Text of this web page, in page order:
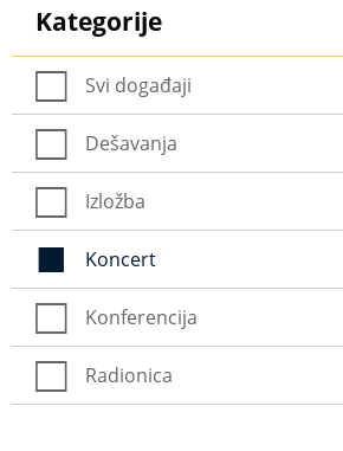
Kategorije
Svi događaji
Dešavanja
Izložba
Koncert
Konferencija
Radionica